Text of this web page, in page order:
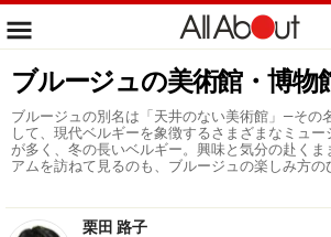
ブルージュの美術館・博物
ブルージュの別名は「天井のない美術館」―その
して、現代ベルギーを象徴するさまざまなミュ
が多く、冬の長いベルギー。興味と気分の赴くま
アムを訪ねて見るのも、ブルージュの楽しみ方の
栗田 路子